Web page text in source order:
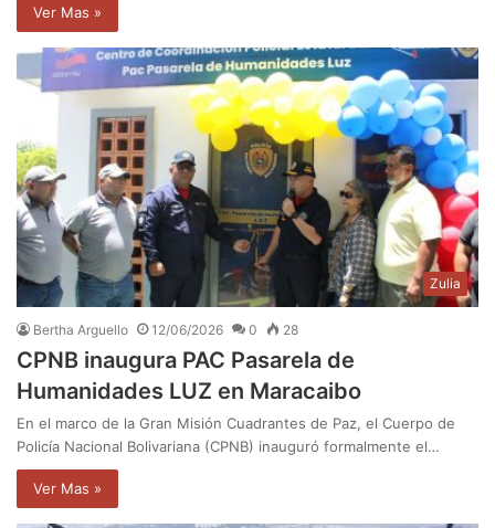
Ver Mas »
Zulia
Bertha Arguello 12/06/2026 0 28
CPNB inaugura PAC Pasarela de
Humanidades LUZ en Maracaibo
En el marco de la Gran Misión Cuadrantes de Paz, el Cuerpo de
Policía Nacional Bolivariana (CPNB) inauguró formalmente el…
Ver Mas »